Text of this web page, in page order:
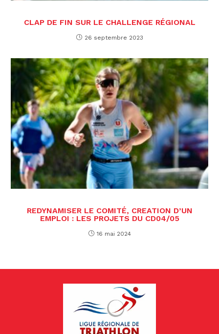
CLAP DE FIN SUR LE CHALLENGE RÉGIONAL
26 septembre 2023
REDYNAMISER LE COMITÉ, CREATION D’UN
EMPLOI : LES PROJETS DU CD04/05
16 mai 2024